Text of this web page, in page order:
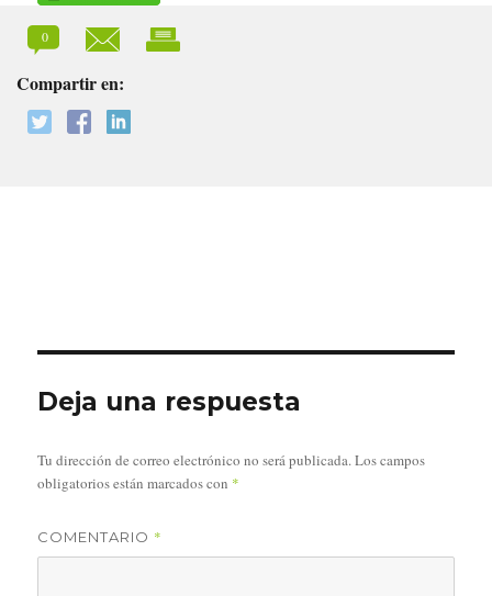
0
Compartir en:
Deja una respuesta
Tu dirección de correo electrónico no será publicada.Los campos
obligatorios están marcados con *
COMENTARIO *